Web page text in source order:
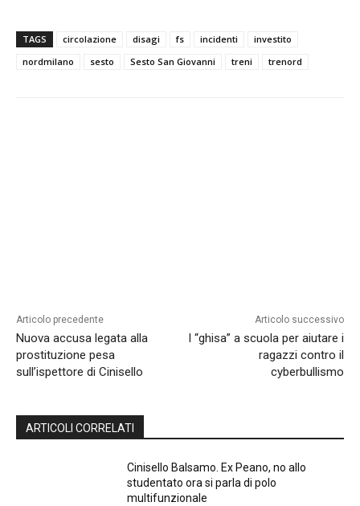
TAGS circolazione disagi fs incidenti
investito
nordmilano
sesto Sesto San Giovanni treni trenord
Articolo precedente
Nuova accusa legata alla
prostituzione pesa
sull’ispettore di Cinisello
Articolo successivo
I “ghisa” a scuola per aiutare i
ragazzi contro il
cyberbullismo
ARTICOLI CORRELATI
Cinisello Balsamo. Ex Peano, no allo
studentato ora si parla di polo
multifunzionale